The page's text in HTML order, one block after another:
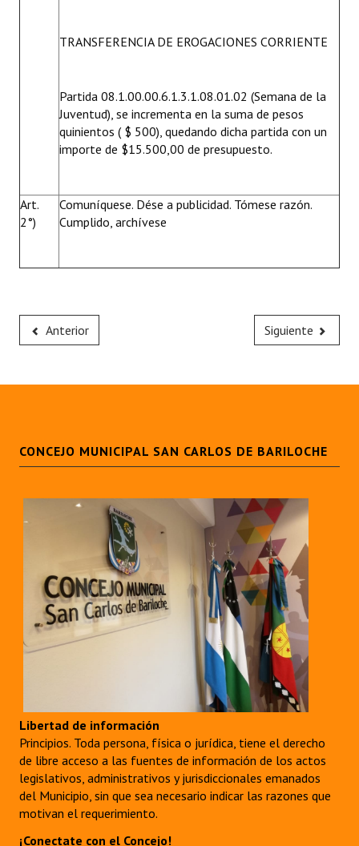
TRANSFERENCIA DE EROGACIONES CORRIENTE
Partida 08.1.00.00.6.1.3.1.08.01.02 (Semana de la
Juventud), se incrementa en la suma de pesos
quinientos ( $ 500), quedando dicha partida con un
importe de $15.500,00 de presupuesto.
Art.
2°)
Comuníquese. Dése a publicidad. Tómese razón.
Cumplido, archívese
Anterior Siguiente
CONCEJO MUNICIPAL SAN CARLOS DE BARILOCHE
Libertad de información
Principios. Toda persona, física o jurídica, tiene el derecho
de libre acceso a las fuentes de información de los actos
legislativos, administrativos y jurisdiccionales emanados
del Municipio, sin que sea necesario indicar las razones que
motivan el requerimiento.
¡Conectate con el Concejo!